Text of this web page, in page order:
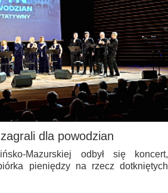
dla powodzian
Mazurskiej odbył się koncert,
pieniędzy na rzecz dotkniętych